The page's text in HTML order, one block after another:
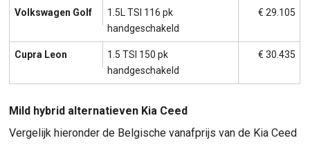
Volkswagen Golf
1.5L TSI 116 pk
handgeschakeld
€ 29.105
Cupra Leon
1.5 TSI 150 pk
handgeschakeld
€ 30.435
Mild hybrid alternatieven Kia Ceed
Vergelijk hieronder de Belgische vanafprijs van de Kia Ceed